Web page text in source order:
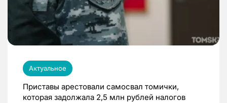
Актуальное
Приставы арестовали самосвал томички,
которая задолжала 2,5 млн рублей налогов